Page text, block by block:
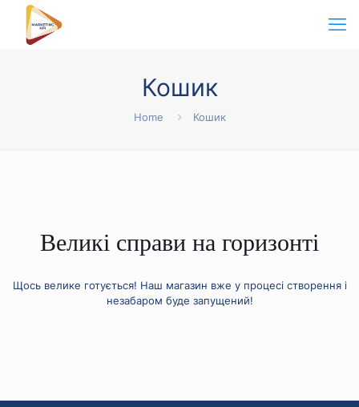
Кошик
Home Кошик
Великі справи на горизонті
Щось велике готується! Наш магазин вже у процесі створення і
незабаром буде запущений!